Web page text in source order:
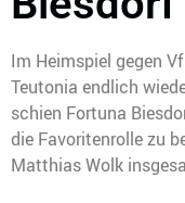
Im Heimspiel gegen
Teutonia endlich
schien Fortuna
die Favoritenrolle zu
Matthias Wolk